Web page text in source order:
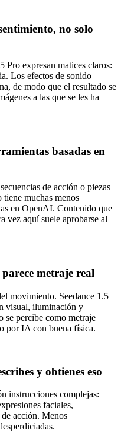
no solo
Pro expresan matices claros:
Los efectos de sonido
de modo que el resultado se
a las que se les ha
basadas en
de acción o piezas
tiene muchas menos
en OpenAI. Contenido que
vez aquí suele aprobarse al
metraje real
movimiento. Seedance 1.5
visual, iluminación y
se percibe como metraje
por IA con buena física.
y obtienes eso
instrucciones complejas:
faciales,
de acción. Menos